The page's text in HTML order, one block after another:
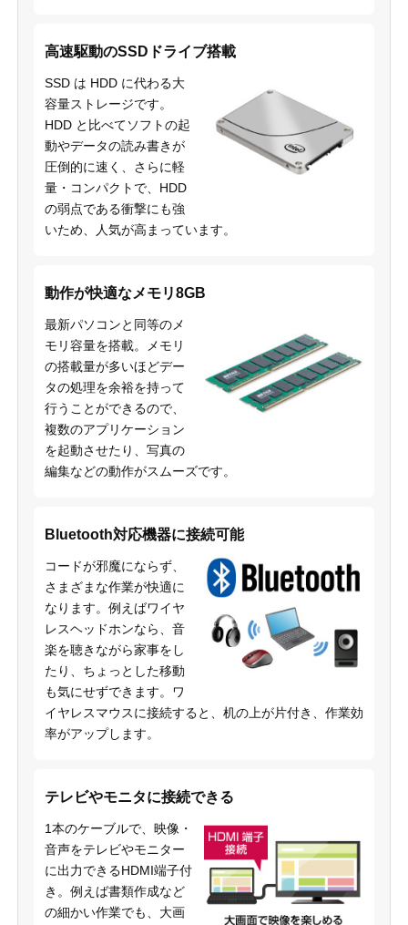
高速駆動のSSDドライブ搭載
SSD は HDD に代わる大
容量ストレージです。
HDD と比べてソフトの起
動やデータの読み書きが
圧倒的に速く、さらに軽
量・コンパクトで、HDD
の弱点である衝撃にも強
いため、人気が高まっています。
動作が快適なメモリ8GB
最新パソコンと同等のメ
モリ容量を搭載。メモリ
の搭載量が多いほどデー
タの処理を余裕を持って
行うことができるので、
複数のアプリケーション
を起動させたり、写真の
編集などの動作がスムーズです。
Bluetooth対応機器に接続可能
コードが邪魔にならず、
さまざまな作業が快適に
なります。例えばワイヤ
レスヘッドホンなら、音
楽を聴きながら家事をし
たり、ちょっとした移動
も気にせずできます。ワ
イヤレスマウスに接続すると、机の上が片付き、作業効
率がアップします。
テレビやモニタに接続できる
1本のケーブルで、映像・
音声をテレビやモニター
に出力できるHDMI端子付
き。例えば書類作成など
の細かい作業でも、大画